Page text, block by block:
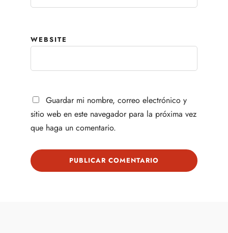
WEBSITE
Guardar mi nombre, correo electrónico y
sitio web en este navegador para la próxima vez
que haga un comentario.